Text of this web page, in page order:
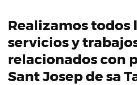
Realizamos todos
servicios y
relacionados con
Sant Josep de sa